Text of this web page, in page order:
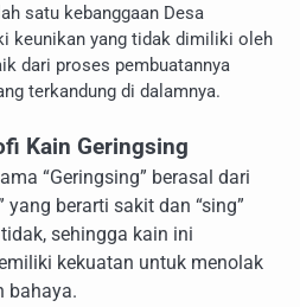
satu kebanggaan Desa
keunikan yang tidak dimiliki oleh
dari proses pembuatannya
terkandung di dalamnya.
Kain Geringsing
“Geringsing” berasal dari
yang berarti sakit dan “sing”
sehingga kain ini
kekuatan untuk menolak
bahaya.